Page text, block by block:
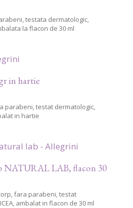
testata dermatologic,
la flacon de 30 ml
in hartie
parabeni, testat dermatologic,
in hartie
NATURAL LAB, flacon 30
fara parabeni, testat
ambalat in flacon de 30 ml